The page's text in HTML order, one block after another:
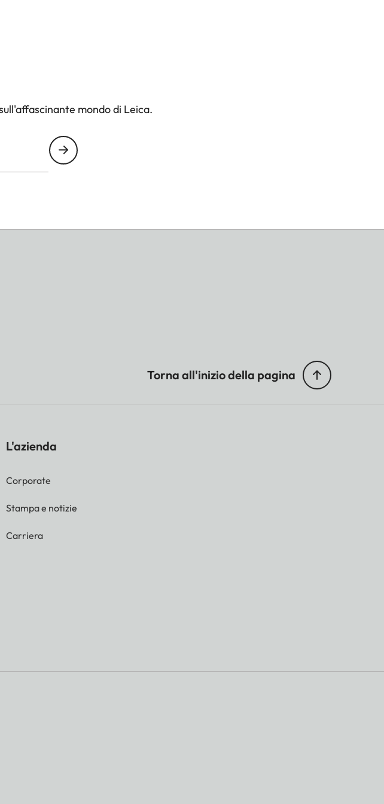
Items
mondo di Leica.
Torna all'inizio della pagina
L'azienda
Corporate
Stampa e notizie
Carriera